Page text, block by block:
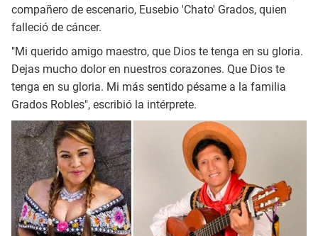
compañero de escenario, Eusebio 'Chato' Grados, quien
falleció de cáncer.
"Mi querido amigo maestro, que Dios te tenga en su gloria.
Dejas mucho dolor en nuestros corazones. Que Dios te
tenga en su gloria. Mi más sentido pésame a la familia
Grados Robles", escribió la intérprete.